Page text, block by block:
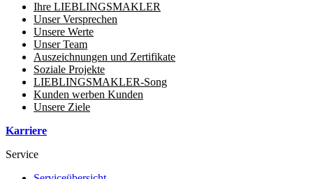
Ihre LIEBLINGSMAKLER
Unser Versprechen
Unsere Werte
Unser Team
Auszeichnungen und Zertifikate
Soziale Projekte
LIEBLINGSMAKLER-Song
Kunden werben Kunden
Unsere Ziele
Karriere
Service